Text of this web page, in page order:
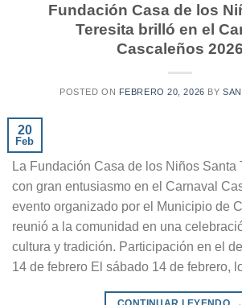
Fundación Casa de los
Teresita brilló en el
Cascaleños 2026
POSTED ON FEBRERO 20, 2026 BY
20
Feb
La Fundación Casa de los Niños Santa
con gran entusiasmo en el Carnaval
evento organizado por el Municipio de
reunió a la comunidad en una
cultura y tradición. Participación en el
14 de febrero El sábado 14 de febrero,